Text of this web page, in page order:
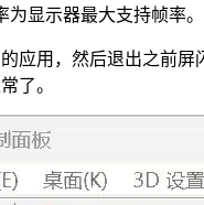
为显示器最大支持帧率。
应用，然后退出之前屏
了。